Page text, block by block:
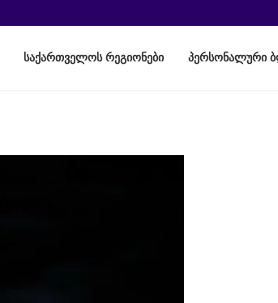
საქართველოს რეგიონები პერსონალური